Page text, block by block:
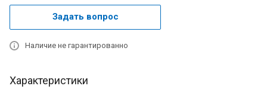
Задать вопрос
Наличие не гарантированно
Характеристики